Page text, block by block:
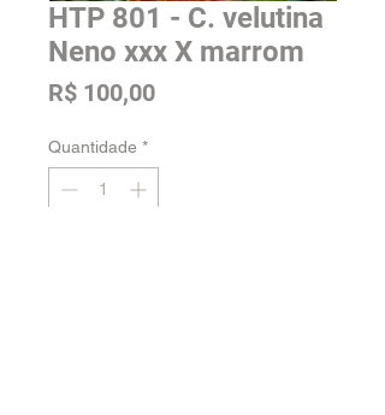
HTP 801 - C. velutina
Neno xxx X marrom
R$ 100,00Preço
Quantidade *